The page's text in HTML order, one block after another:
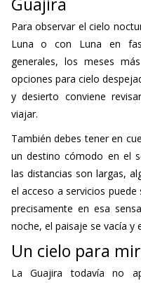
Para observar el cielo
Luna o con Luna en
generales, los meses
opciones para cielo
y desierto conviene
viajar.
También debes tener en
un destino cómodo en el
las distancias son largas,
el acceso a servicios
precisamente en esa
noche, el paisaje se vacía y
Un cielo para
La Guajira todavía no